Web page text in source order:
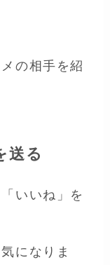
の相手を紹
送る
いいね」を
になりま